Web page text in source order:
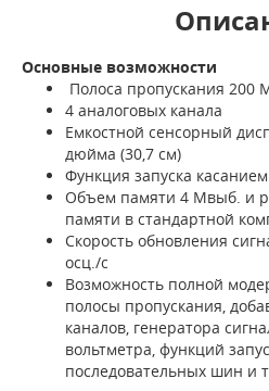
Основные возможности
Полоса пропускания 200
4 аналоговых канала
Емкостной сенсорный
дюйма (30,7 см)
Функция запуска
Объем памяти 4 Мвыб. и
памяти в стандартной
Скорость обновления
осц./с
Возможность полной
полосы пропускания,
каналов, генератора
вольтметра, функций
последовательных шин и